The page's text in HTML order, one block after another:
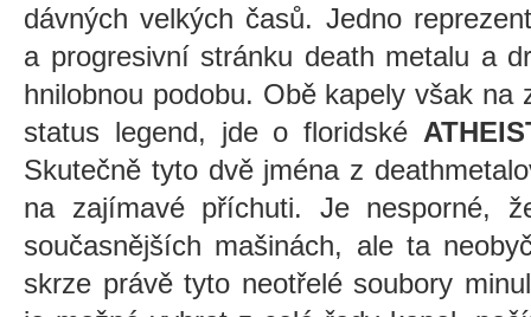
dávných velkých časů. Jedno
a progresivní stránku death metalu a
hnilobnou podobu. Obě kapely však na
status legend, jde o floridské
Skutečně tyto dvě jména z
na zajímavé příchuti. Je nesporné,
současnějších mašinách, ale ta
skrze právě tyto neotřelé soubory